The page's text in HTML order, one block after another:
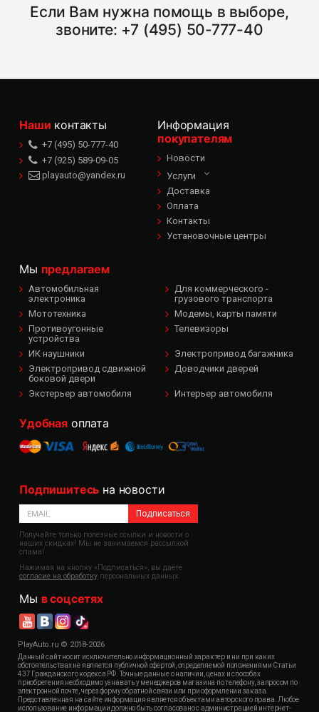
Если Вам нужна помощь в выборе,
звоните: +7 (495) 50-777-40
Наши контакты
+7 (495) 50-777-40
+7 (925) 589-09-05
playauto@yandex.ru
Информация
покупателям
Новости
Услуги
Доставка
Оплата
Контакты
Установочные центры
Мы предлагаем
Автомобильная
электроника
Для коммерческого -
грузового транспорта
Мототехника
Модемы, карты памяти
Противоугонные
устройства
Телевизоры
ИК наушники
Электропривод багажника
Электропривод сдвижной
боковой двери
Доводчики дверей
Экстерьер автомобиля Интерьер автомобиля
Удобнаяоплата
Подпишитесь на новости
Подписаться
Получайте только полезные ссылки и новости о
наших скидках! Мы не занимаемся рассылкой
спама!
Нажимая на кнопку «Подписаться», вы даёте
согласие на обработку персональных данных.
Мы в соцсетях
PlayAuto.ru © 2018-2026
Данный сайт носит исключительно информационный характер и ни при каких
обстоятельствах не является публичной офертой, определяемой положениями Статьи
437 Гражданского кодекса РФ. Точные данные о наличии, ценах и способах
приобретения необходимо узнавать у менеджеров магазина по телефону, запросом по
электронной почте, через форму обратной связи или при оформлении заказа.
Представленная на сайте информация является объектами авторского права. Любое
использование информации должно быть согласовано с администрацией интернет-